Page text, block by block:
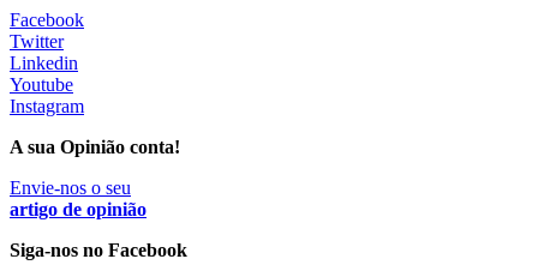
MAIS NOTÍCIAS
Plataforma criada por estudantes apoia famílias após
diagnóstico de demência
5 Ago, 2026|0 Comments
ULS Alto Alentejo e IPO de Lisboa reforçam cooperação em
Oncologia, formação e investigação
Facebook
Twitter
Linkedin
Youtube
Instagram
A sua Opinião conta!
Envie-nos o seu
artigo de opinião
Siga-nos no Facebook